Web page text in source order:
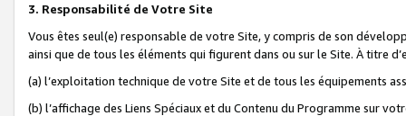
3. Responsabilité de Votre Site
Vous êtes seul(e) responsable de votre Site, y compris de son
ainsi que de tous les éléments qui figurent dans ou sur le Site. À titre
(a) l’exploitation technique de votre Site et de tous les équipements
(b) l’affichage des Liens Spéciaux et du Contenu du Programme sur